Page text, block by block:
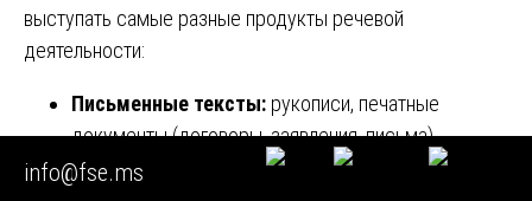
выступать самые разные продукты речевой
деятельности:
Письменные тексты: рукописи, печатные
документы (договоры, заявления, письма),
публикации в СМИ, посты и комментарии в
info@fse.ms